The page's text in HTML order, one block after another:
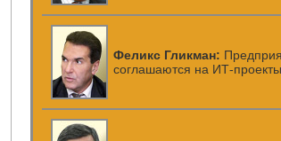
Феликс Гликман:
соглашаются на ИТ-проекты